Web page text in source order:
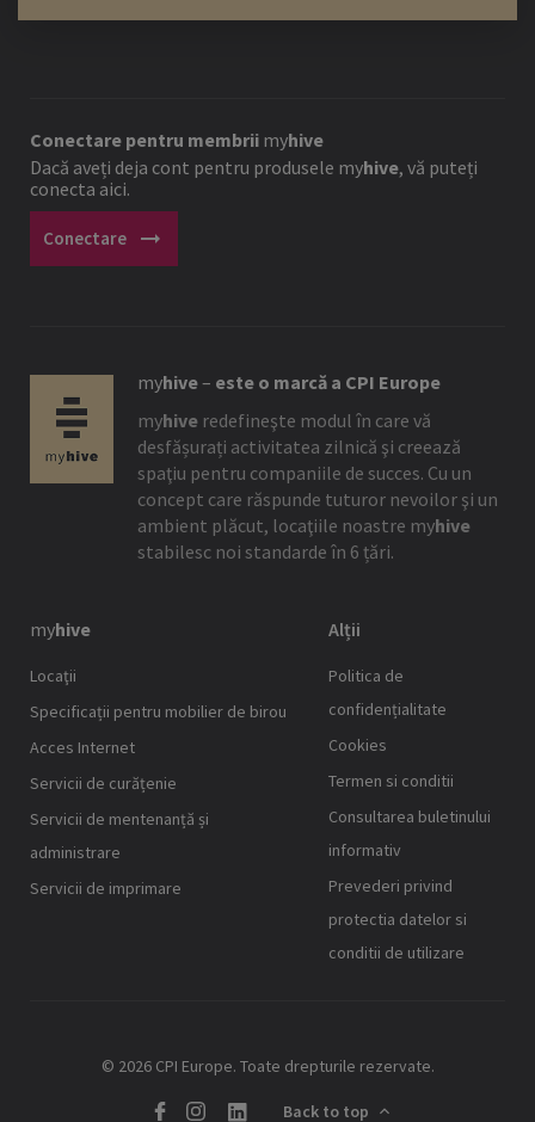
Conectare pentru membrii myhive
Dacă aveți deja cont pentru produsele myhive, vă puteți
conecta aici.
Conectare arrow_right_alt
myhive– este o marcă a CPI Europe
myhive redefineşte modul în care vă
desfășurați activitatea zilnică şi creează
spaţiu pentru companiile de succes. Cu un
concept care răspunde tuturor nevoilor şi un
ambient plăcut, locaţiile noastre myhive
stabilesc noi standarde în 6 țări.
myhive
Locaţii
Specificații pentru mobilier de birou
Acces Internet
Servicii de curățenie
Servicii de mentenanță și
administrare
Servicii de imprimare
Alții
Politica de
confidențialitate
Cookies
Termen si conditii
Consultarea buletinului
informativ
Prevederi privind
protectia datelor si
conditii de utilizare
© 2026 CPI Europe. Toate drepturile rezervate.
Back to top